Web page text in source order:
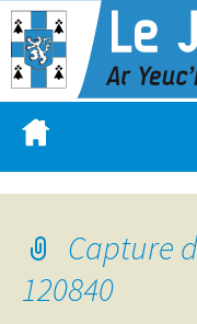
Capture
120840